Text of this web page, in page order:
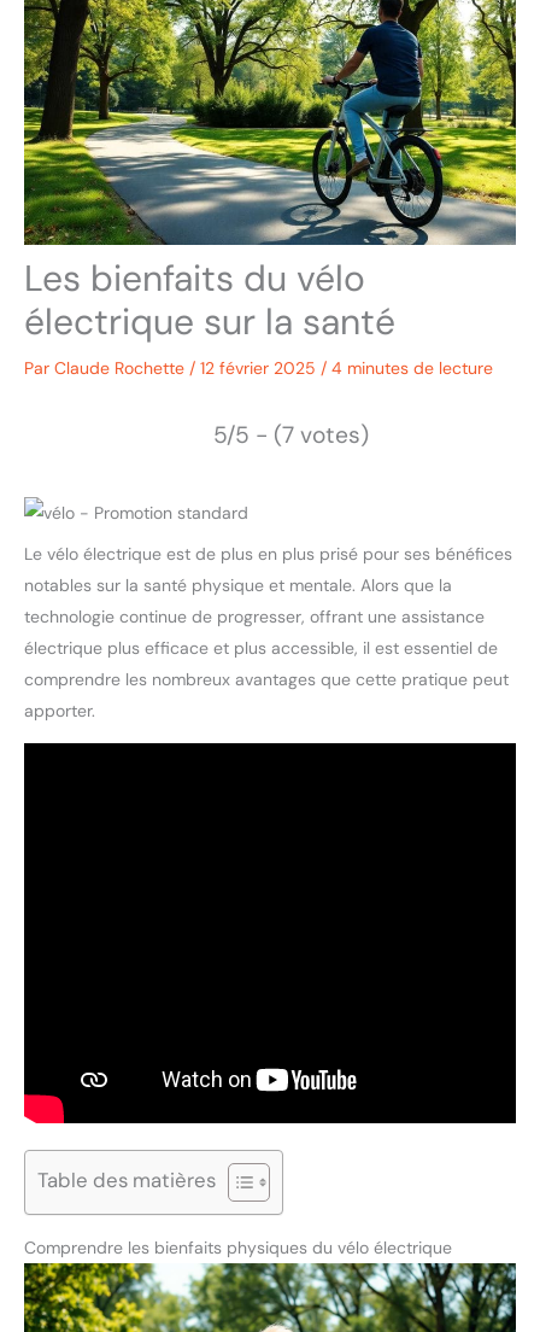
Les bienfaits du vélo
électrique sur la santé
Par Claude Rochette / 12 février 2025 / 4 minutes de lecture
5/5 - (7 votes)
Le vélo électrique est de plus en plus prisé pour ses bénéfices
notables sur la santé physique et mentale. Alors que la
technologie continue de progresser, offrant une assistance
électrique plus efficace et plus accessible, il est essentiel de
comprendre les nombreux avantages que cette pratique peut
apporter.
Table des matières
Comprendre les bienfaits physiques du vélo électrique